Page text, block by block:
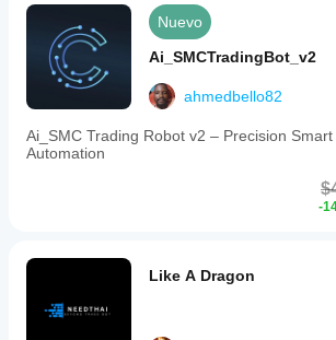
Nuevo
Ai_SMCTradingBot_v2
ahmedbello82
Ai_SMC Trading Robot v2 – Precision
Automation
-
Like A Dragon